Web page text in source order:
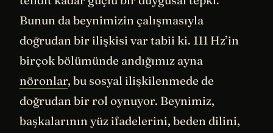
Bunun da beynimizin çalışmasıyla
doğrudan bir ilişkisi var tabii ki. 111 Hz’in
birçok bölümünde andığımız ayna
nöronlar, bu sosyal ilişkilenmede de
doğrudan bir rol oynuyor. Beynimiz,
başkalarının yüz ifadelerini, beden dilini,